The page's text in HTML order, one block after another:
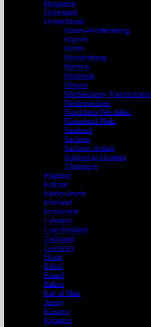
Bulgarien
Dänemark
Deutschland
Baden-Württemberg
Bayern
Berlin
Brandenburg
Bremen
Hamburg
Hessen
Mecklenburg-Vorpommern
Niedersachsen
Nordrhein-Westfalen
Rheinland-Pfalz
Saarland
Sachsen
Sachsen-Anhalt
Schleswig-Holstein
Thüringen
England
Estland
Färöer-Inseln
Finnland
Frankreich
Gibraltar
Griechenland
Grönland
Guernsey
Herm
Irland
Island
Italien
Isle of Man
Jersey
Kosovo
Kroatien